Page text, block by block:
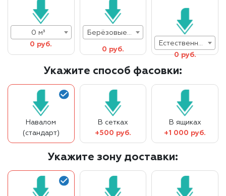
0 м³
0 руб.
Берёзовые дрова
0 руб.
Естественная влажность
0 руб.
Укажите способ фасовки:
Навалом
(стандарт)
В сетках
+500 руб.
В ящиках
+1 000 руб.
Укажите зону доставки: